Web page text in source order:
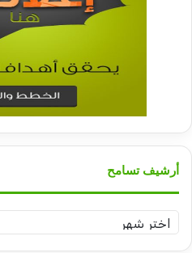
أرشيف تسامح
أرشيف
تسامح